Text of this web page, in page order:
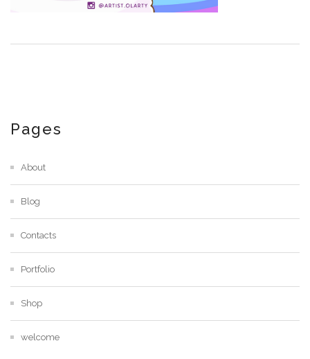
Pages
About
Blog
Contacts
Portfolio
Shop
welcome